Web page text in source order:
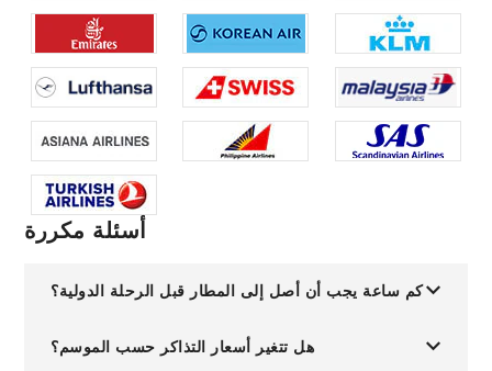
أسئلة مكررة
كم ساعة يجب أن أصل إلى المطار قبل الرحلة الدولية؟
هل تتغير أسعار التذاكر حسب الموسم؟